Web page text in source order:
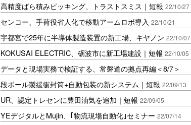
高精度ばら積みピッキング、トラストスミス｜短報 22/10/27
センコー、手荷役省人化で移動アームロボ導入 22/10/21
宇都宮で25年に半導体製造装置の新工場、キヤノン 22/10/07
KOKUSAI ELECTRIC、砺波市に新工場建設｜短報 22/10/05
データと現場実務で検証する、常磐道の拠点再編＜8/7＞
段ボール製緩衝封筒+自動包装の新システム｜短報 22/09/13
UR、認定トレセンに豊田油気を追加｜短報 22/09/05
YEデジタルとMujin、｢物流現場自動化｣セミナー 22/07/14